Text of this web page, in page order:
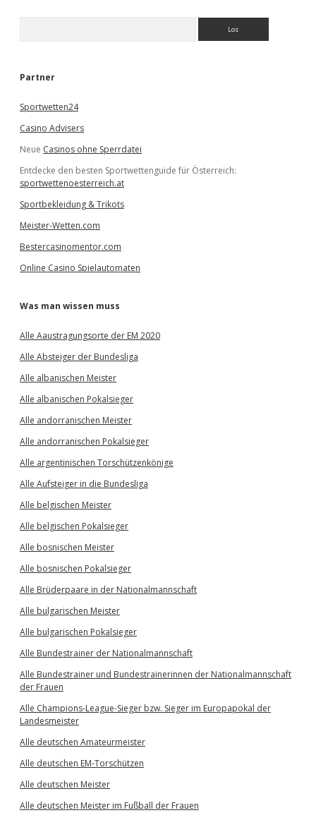
e
Partner
Sportwetten24
Casino Advisers
Neue Casinos ohne Sperrdatei
Entdecke den besten Sportwettenguide für Österreich:
sportwettenoesterreich.at
Sportbekleidung & Trikots
Meister-Wetten.com
Bestercasinomentor.com
Online Casino Spielautomaten
Was man wissen muss
Alle Aaustragungsorte der EM 2020
Alle Absteiger der Bundesliga
Alle albanischen Meister
Alle albanischen Pokalsieger
Alle andorranischen Meister
Alle andorranischen Pokalsieger
Alle argentinischen Torschützenkönige
Alle Aufsteiger in die Bundesliga
Alle belgischen Meister
Alle belgischen Pokalsieger
Alle bosnischen Meister
Alle bosnischen Pokalsieger
Alle Brüderpaare in der Nationalmannschaft
Alle bulgarischen Meister
Alle bulgarischen Pokalsieger
Alle Bundestrainer der Nationalmannschaft
Alle Bundestrainer und Bundestrainerinnen der Nationalmannschaft
der Frauen
Alle Champions-League-Sieger bzw. Sieger im Europapokal der
Landesmeister
Alle deutschen Amateurmeister
Alle deutschen EM-Torschützen
Alle deutschen Meister
Alle deutschen Meister im Fußball der Frauen